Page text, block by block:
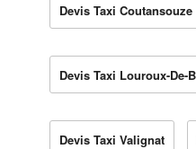
Devis Taxi Coutansouze
Devis Taxi Louroux-De-
Devis Taxi Valignat